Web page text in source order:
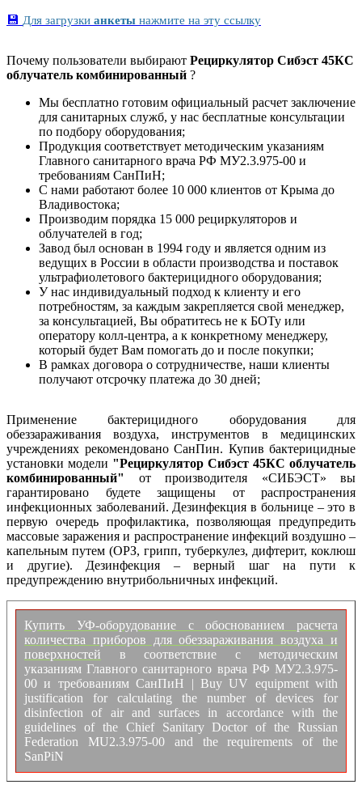
💾 Для загрузки анкеты нажмите на эту ссылку
Почему пользователи выбирают Рециркулятор Сибэст 45КС
облучатель комбинированный ?
Мы бесплатно готовим официальный расчет заключение
для санитарных служб, у нас бесплатные консультации
по подбору оборудования;
Продукция соответствует методическим указаниям
Главного санитарного врача РФ МУ2.3.975-00 и
требованиям СанПиН;
С нами работают более 10 000 клиентов от Крыма до
Владивостока;
Производим порядка 15 000 рециркуляторов и
облучателей в год;
Завод был основан в 1994 году и является одним из
ведущих в России в области производства и поставок
ультрафиолетового бактерицидного оборудования;
У нас индивидуальный подход к клиенту и его
потребностям, за каждым закрепляется свой менеджер,
за консультацией, Вы обратитесь не к БОТу или
оператору колл-центра, а к конкретному менеджеру,
который будет Вам помогать до и после покупки;
В рамках договора о сотрудничестве, наши клиенты
получают отсрочку платежа до 30 дней;
Применение бактерицидного оборудования для
обеззараживания воздуха, инструментов в медицинских
учреждениях рекомендовано СанПин. Купив бактерицидные
установки модели "Рециркулятор Сибэст 45КС облучатель
комбинированный"
от производителя «СИБЭСТ» вы
гарантировано будете защищены от распространения
инфекционных заболеваний. Дезинфекция в больнице – это в
первую очередь профилактика, позволяющая предупредить
массовые заражения и распространение инфекций воздушно –
капельным путем (ОРЗ, грипп, туберкулез, дифтерит, коклюш
и другие). Дезинфекция – верный шаг на пути к
предупреждению внутрибольничных инфекций.
Купить УФ-оборудование с обоснованием расчета
количества приборов для обеззараживания воздуха и
поверхностей в соответствие с методическим
указаниям Главного санитарного врача РФ МУ2.3.975-
00 и требованиям СанПиН | Buy UV equipment with
justification for calculating the number of devices for
disinfection of air and surfaces in accordance with the
guidelines of the Chief Sanitary Doctor of the Russian
Federation MU2.3.975-00 and the requirements of the
SanPiN